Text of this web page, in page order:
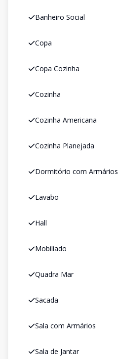
Banheiro Social
Copa
Copa Cozinha
Cozinha
Cozinha Americana
Cozinha Planejada
Dormitório com Armários
Lavabo
Hall
Mobiliado
Quadra Mar
Sacada
Sala com Armários
Sala de Jantar